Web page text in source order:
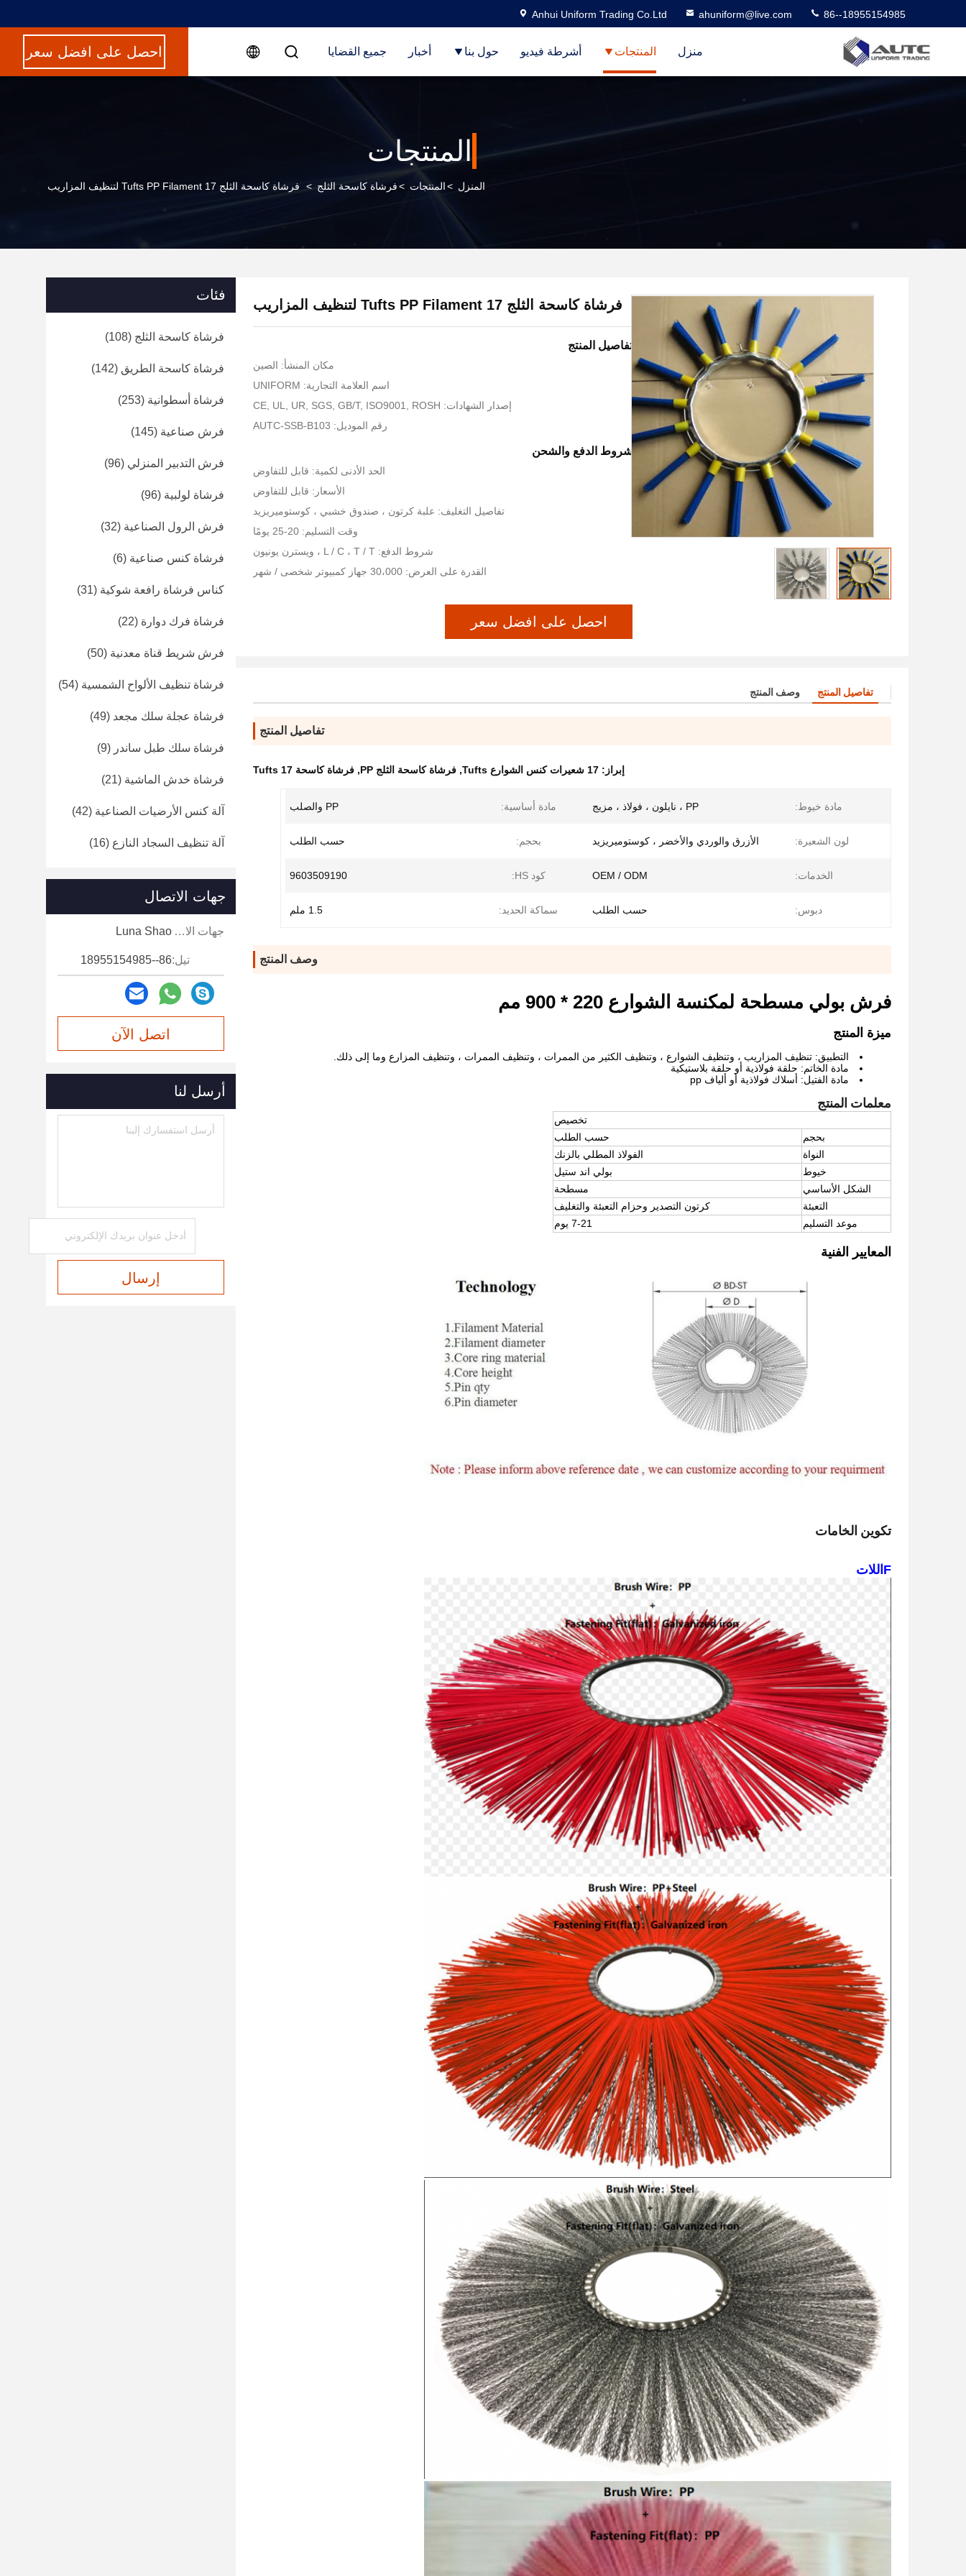
Anhui Uniform Trading Co.Ltd ahuniform@live.com 86--18955154985
منزل المنتجات أشرطة فيديو حول بنا أخبار جميع القضايا احصل على افضل سعر
المنتجات
المنزل >المنتجات >فرشاة كاسحة الثلج > فرشاة كاسحة الثلج 17 Tufts PP Filament لتنظيف المزاريب
فرشاة كاسحة الثلج 17 Tufts PP Filament لتنظيف المزاريب
تفاصيل المنتج
مكان المنشأ: الصين
اسم العلامة التجارية: UNIFORM
إصدار الشهادات: CE, UL, UR, SGS, GB/T, ISO9001, ROSH
رقم الموديل: AUTC-SSB-B103
شروط الدفع والشحن
الحد الأدنى لكمية: قابل للتفاوض
الأسعار: قابل للتفاوض
تفاصيل التغليف: علبة كرتون ، صندوق خشبي ، كوستوميريزيد
وقت التسليم: 20-25 يومًا
شروط الدفع: L / C ، T / T ، ويسترن يونيون
القدرة على العرض: 30،000 جهاز كمبيوتر شخصى / شهر
احصل على افضل سعر
تفاصيل المنتج وصف المنتج
تفاصيل المنتج
إبراز: 17 شعيرات كنس الشوارع Tufts , فرشاة كاسحة الثلج PP , فرشاة كاسحة 17 Tufts
مادة خيوط: PP ، نايلون ، فولاذ ، مزيج مادة أساسية: PP والصلب
لون الشعيرة: الأزرق والوردي والأخضر ، كوستوميريزيد بحجم: حسب الطلب
الخدمات: OEM / ODM كود HS: 9603509190
دبوس: حسب الطلب سماكة الحديد: 1.5 ملم
وصف المنتج
فرش بولي مسطحة لمكنسة الشوارع 220 * 900 مم
ميزة المنتج
التطبيق: تنظيف المزاريب ، وتنظيف الشوارع ، وتنظيف الكثير من الممرات ، وتنظيف الممرات ، وتنظيف المزارع وما إلى ذلك.
مادة الخاتم: حلقة فولاذية أو حلقة بلاستيكية
مادة الفتيل: أسلاك فولاذية أو ألياف pp
معلمات المنتج
تخصيص
بحجم
حسب الطلب
النواة
الفولاذ المطلي بالزنك
خيوط
بولي اند ستيل
الشكل الأساسي
مسطحة
التعبئة
كرتون التصدير وحزام التعبئة والتغليف
موعد التسليم
7-21 يوم
المعايير الفنية
تكوين الخامات
F اللات
فئات
فرشاة كاسحة الثلج (108)
فرشاة كاسحة الطريق (142)
فرشاة أسطوانية (253)
فرش صناعية (145)
فرش التدبير المنزلي (96)
فرشاة لولبية (96)
فرش الرول الصناعية (32)
فرشاة كنس صناعية (6)
كناس فرشاة رافعة شوكية (31)
فرشاة فرك دوارة (22)
فرش شريط قناة معدنية (50)
فرشاة تنظيف الألواح الشمسية (54)
فرشاة عجلة سلك مجعد (49)
فرشاة سلك طبل ساندر (9)
فرشاة خدش الماشية (21)
آلة كنس الأرضيات الصناعية (42)
آلة تنظيف السجاد النازع (16)
جهات الاتصال
جهات الاتصال: Luna Shao
تيل:86--18955154985
اتصل الآن
أرسل لنا
إرسال